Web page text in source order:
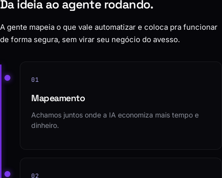
Da ideia ao agente rodando.
A gente mapeia o que vale automatizar e coloca pra funcionar
de forma segura, sem virar seu negócio do avesso.
01
Mapeamento
Achamos juntos onde a IA economiza mais tempo e
dinheiro.
02